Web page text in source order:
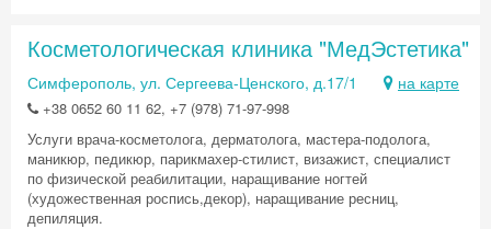
Косметологическая клиника "МедЭстетика"
Симферополь, ул. Сергеева-Ценского, д.17/1 на карте
+38 0652 60 11 62, +7 (978) 71-97-998
Услуги врача-косметолога, дерматолога, мастера-подолога,
маникюр, педикюр, парикмахер-стилист, визажист, специалист
по физической реабилитации, наращивание ногтей
(художественная роспись,декор), наращивание ресниц,
депиляция.